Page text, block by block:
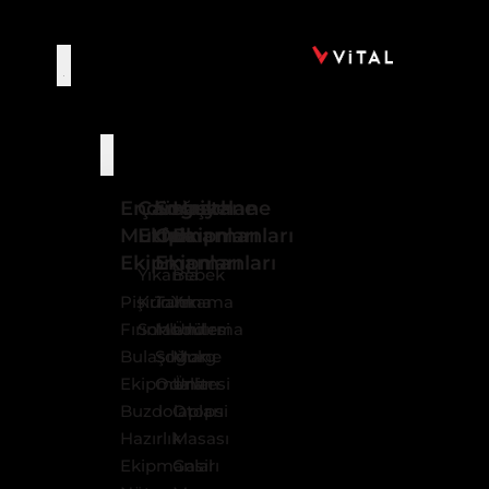
Endüstriyel
Mutfak
Ekipmanları
Pişiriciler
Fırınlar
Bulaşıkhane
Ekipmanları
Buzdolapları
Hazırlık
Ekipmanları
Çamaşırhane
Ekipmanları
Yıkama
Kurutma
Sonlandırma
Soğuk
Oda
Ekipmanları
Tam
Modüler
Soğuk
Odalar
Hastane
Ekipmanları
Bebek
Yıkama
Ünitesi
Morg
Ünitesi
Otopsi
Masası
Gasil